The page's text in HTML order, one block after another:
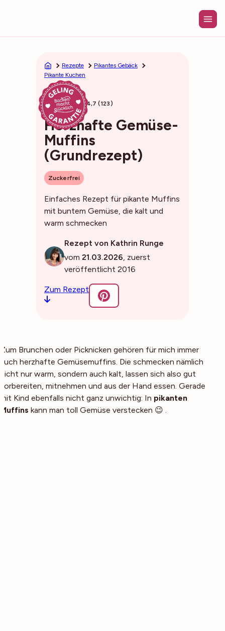
Rezepte
Pikantes Gebäck
Pikante Kuchen
35min 4,7 (123)
Herzhafte Gemüse-
Muffins
(Grundrezept)
Zuckerfrei
Einfaches Rezept für pikante Muffins
mit buntem Gemüse, die kalt und
warm schmecken
Rezept von Kathrin Runge
vom 21.03.2026, zuerst
veröffentlicht 2016
Zum Rezept
Zum Brunchen oder Picknicken gehören für mich immer
auch herzhafte Gemüsemuffins. Die schmecken nämlich
nicht nur warm, sondern auch kalt, lassen sich also gut
vorbereiten, mitnehmen und aus der Hand essen. Gerade
mit Kind ebenfalls nicht ganz unwichtig: In pikanten
Muffins kann man toll Gemüse verstecken 😉 .